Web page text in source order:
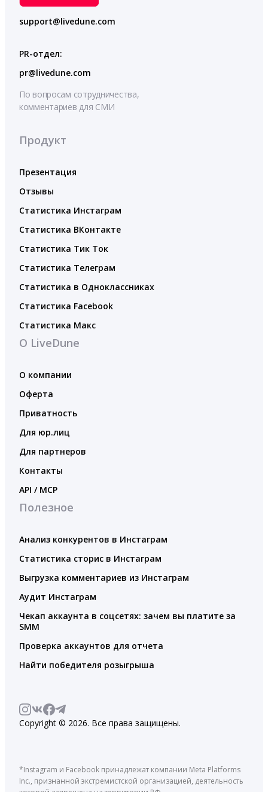
support@livedune.com
PR-отдел:
pr@livedune.com
По вопросам сотрудничества,
комментариев для СМИ
Продукт
Презентация
Отзывы
Статистика Инстаграм
Статистика ВКонтакте
Статистика Тик Ток
Статистика Телеграм
Статистика в Одноклассниках
Статистика Facebook
Статистика Макс
О LiveDune
О компании
Оферта
Приватность
Для юр.лиц
Для партнеров
Контакты
API / MCP
Полезное
Анализ конкурентов в Инстаграм
Статистика сторис в Инстаграм
Выгрузка комментариев из Инстаграм
Аудит Инстаграм
Чекап аккаунта в соцсетях: зачем вы платите за
SMM
Проверка аккаунтов для отчета
Найти победителя розыгрыша
Copyright © 2026. Все права защищены.
*Instagram и Facebook принадлежат компании Meta Platforms
Inc., признанной экстремистской организацией, деятельность